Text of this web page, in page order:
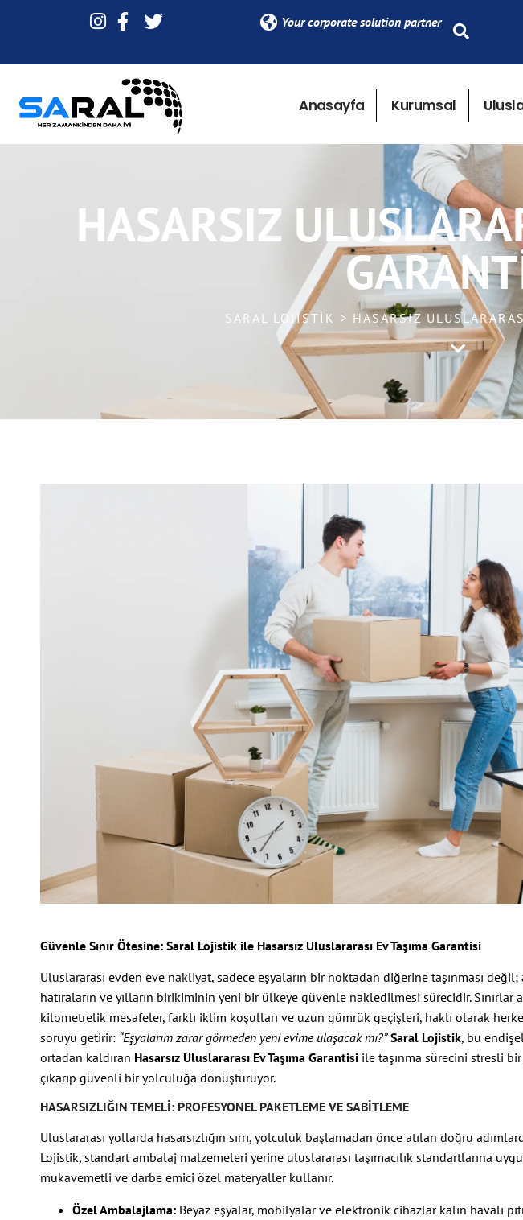
Your corporate solution partner
Anasayfa Kurumsal
HASARSIZ
SARAL LOJISTIK > HASARSIZ
Güvenle Sınır Ötesine: Saral Lojistik ile Hasarsız Uluslararası Ev Taşıma Garantisi
Uluslararası evden eve nakliyat, sadece eşyaların bir noktadan diğerine taşınması değil;
hatıraların ve yılların birikiminin yeni bir ülkeye güvenle nakledilmesi sürecidir. Sınırlar
kilometrelik mesafeler, farklı iklim koşulları ve uzun gümrük geçişleri, haklı olarak
soruyu getirir: “Eşyalarım zarar görmeden yeni evime ulaşacak mı?” Saral Lojistik, bu
ortadan kaldıran Hasarsız Uluslararası Ev Taşıma Garantisi ile taşınma sürecini stresli
çıkarıp güvenli bir yolculuğa dönüştürüyor.
HASARSIZLIĞIN TEMELI: PROFESYONEL PAKETLEME VE SABITLEME
Uluslararası yollarda hasarsızlığın sırrı, yolculuk başlamadan önce atılan doğru
Lojistik, standart ambalaj malzemeleri yerine uluslararası taşımacılık standartlarına
mukavemetli ve darbe emici özel materyaller kullanır.
Özel Ambalajlama: Beyaz eşyalar, mobilyalar ve elektronik cihazlar kalın havalı